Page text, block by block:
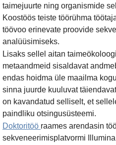
taimejuurte ning organismide
Koostöös teiste töörühma
töövoo erinevate proovide
analüüsimiseks.
Lisaks sellel aitan
metaandmeid sisaldavat
endas hoidma üle maailma
sinna juurde kuuluvat
on kavandatud selliselt, et
paindliku otsingusüsteemi.
Doktoritöö raames arendasin
sekveneerimisplatvormi